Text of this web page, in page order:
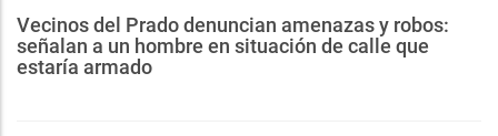
Vecinos del Prado denuncian amenazas y robos:
señalan a un hombre en situación de calle que
estaría armado